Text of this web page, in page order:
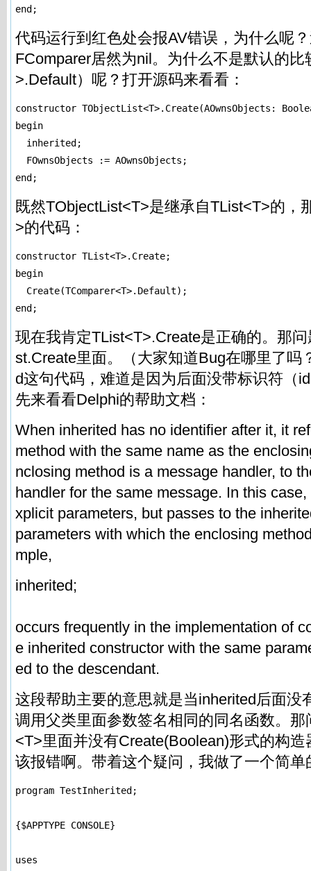
end;
代码运行到红色处会报AV错误，为什么呢
FComparer居然为nil。为什么不是默认的比
>.Default）呢？打开源码来看看：
constructor TObjectList<T>.Create(AOwnsObjects:
begin
  inherited;
  FOwnsObjects := AOwnsObjects;
end;
既然TObjectList<T>是继承自TList<T>的，
>的代码：
constructor TList<T>.Create;
begin
  Create(TComparer<T>.Default);
end;
现在我肯定TList<T>.Create是正确的。那
st.Create里面。（大家知道Bug在哪里了吗
d这句代码，难道是因为后面没带标识符（
先来看看Delphi的帮助文档：
When inherited has no identifier after it, it
method with the same name as the
nclosing method is a message handler, to
handler for the same message. In this
xplicit parameters, but passes to the
parameters with which the enclosing
mple,
inherited;
occurs frequently in the implementation of
e inherited constructor with the same
ed to the descendant.
这段帮助主要的意思就是当inherited后面没
调用父类里面参数签名相同的同名函数。
<T>里面并没有Create(Boolean)形式的构
该报错啊。带着这个疑问，我做了一个简单
program TestInherited;
{$APPTYPE CONSOLE}
uses